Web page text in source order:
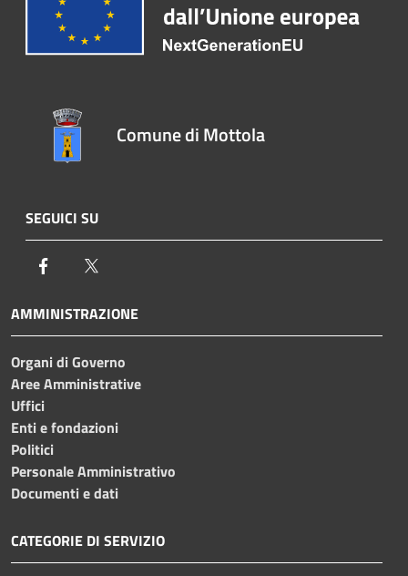
Comune di Mottola
SEGUICI SU
Facebook
AMMINISTRAZIONE
Organi di Governo
Aree Amministrative
Uffici
Enti e fondazioni
Politici
Personale Amministrativo
Documenti e dati
CATEGORIE DI SERVIZIO